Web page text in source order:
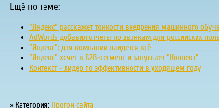
Ещё по теме:
"Яндекс" расскажет тонкости внедрения машинного
AdWords добавил отчеты по звонкам для российских
"Яндекс": для компаний найдется всё
"Яндекс" хочет в B2B-сегмент и запускает "Коннект"
Контекст - лидер по эффективности в уходящем году
» Категория: Прогон сайта